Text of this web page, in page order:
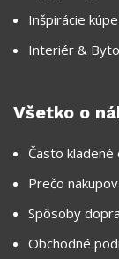
Inšpirácie
Interiér &
Všetko o
Často kladené
Prečo
Spôsoby
Obchodné